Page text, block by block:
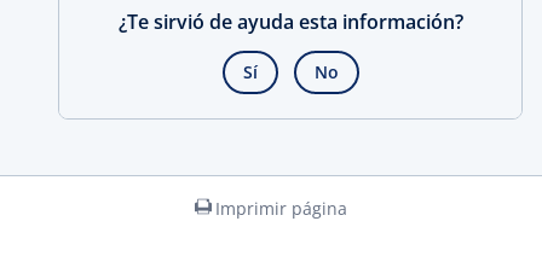
¿Te sirvió de ayuda esta información?
Sí No
Imprimir página